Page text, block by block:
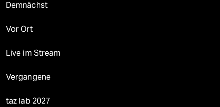
Demnächst
Vor Ort
Live im Stream
Vergangene
taz lab 2027